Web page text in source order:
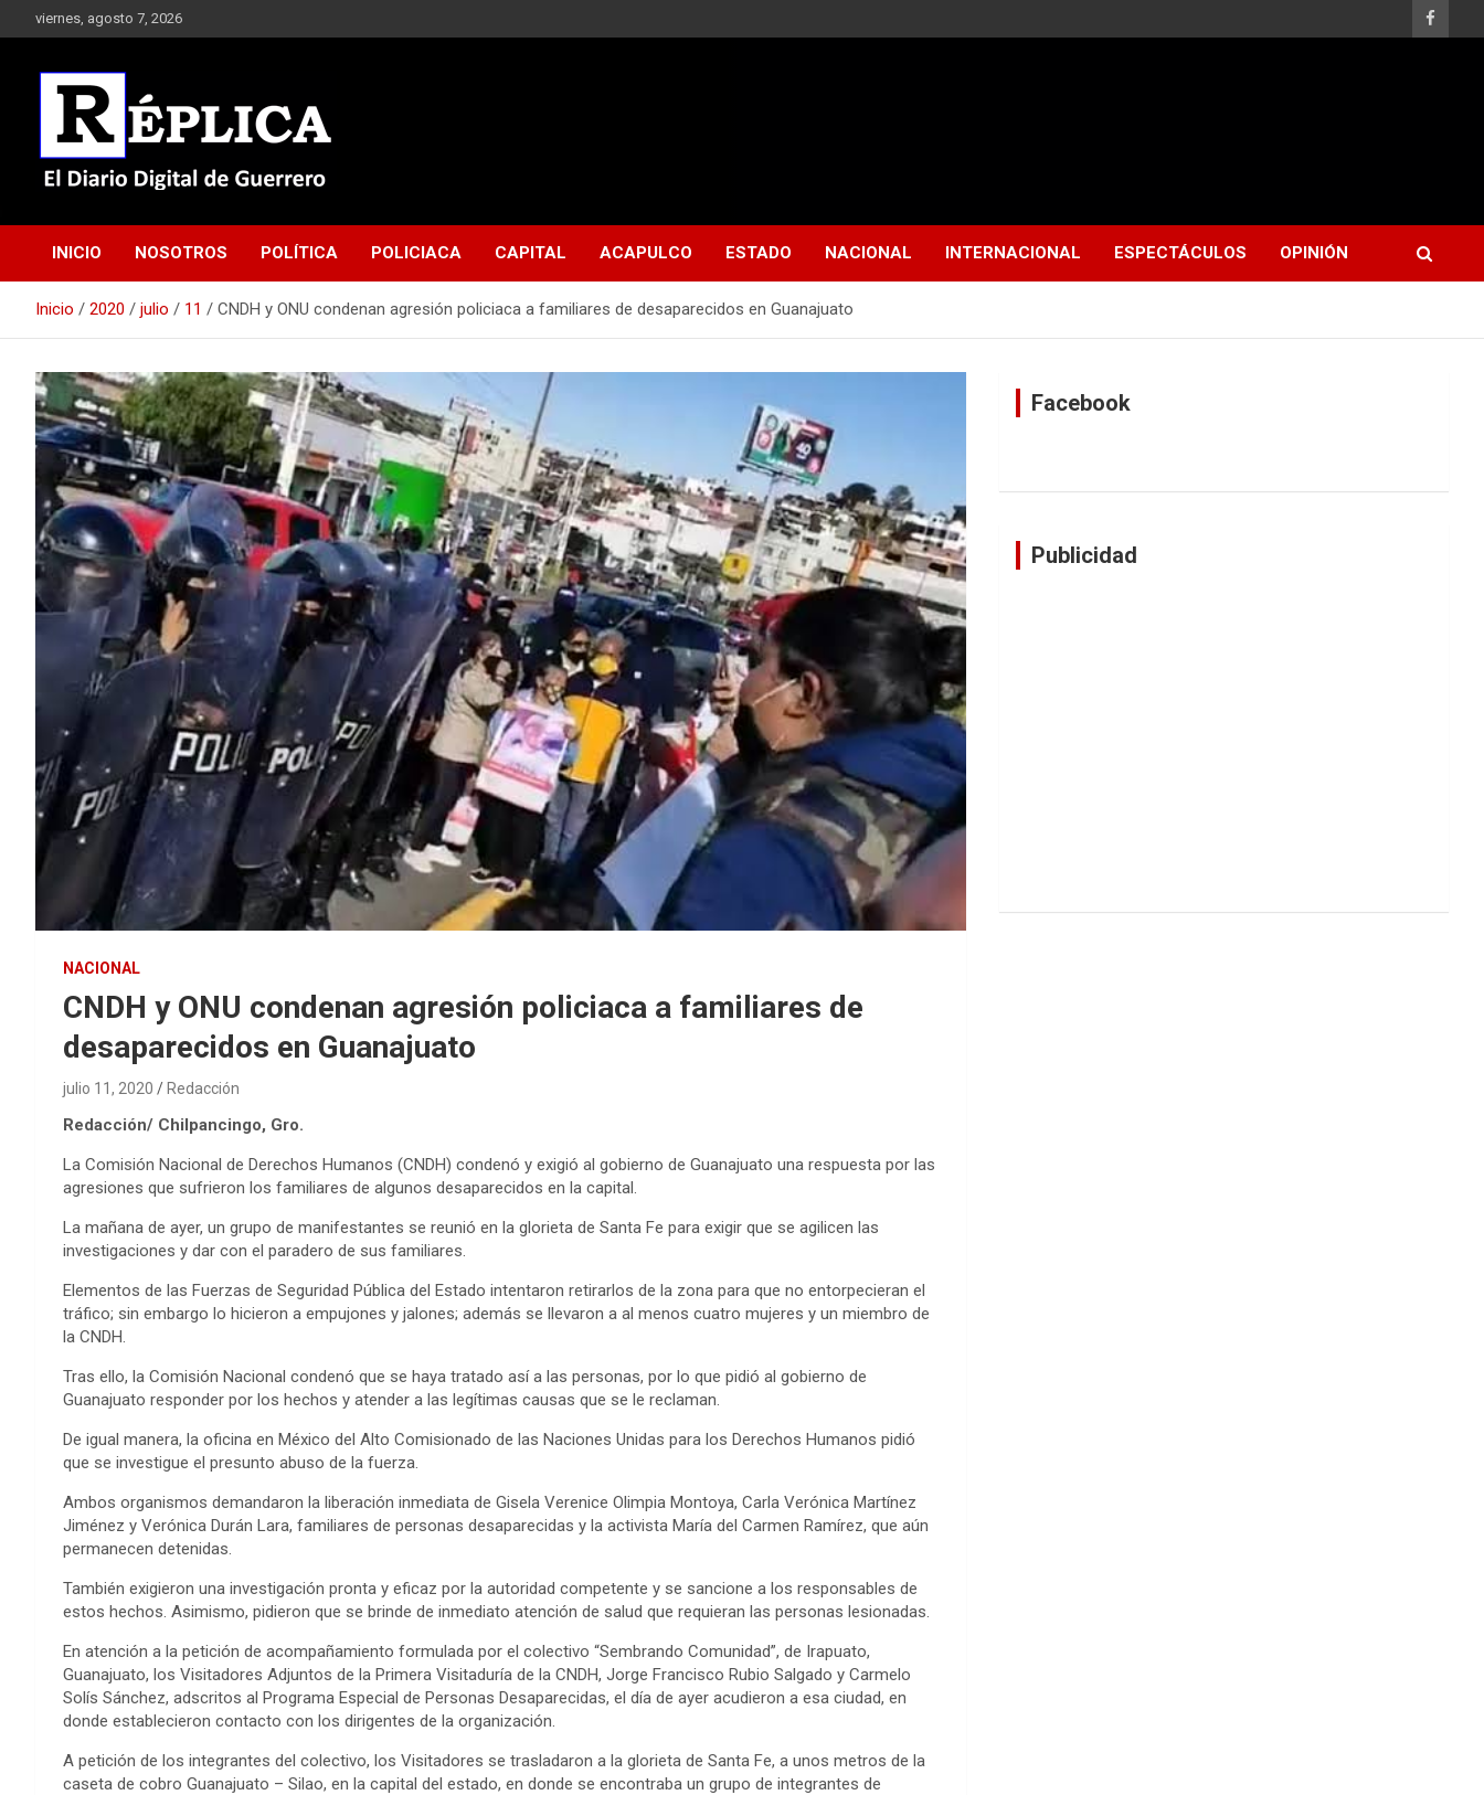
al
viernes, agosto 7, 2026
Réplica
INICIO NOSOTROS POLÍTICA POLICIACA CAPITAL ACAPULCO ESTADO NACIONAL INTERNACIONAL ESPECTÁCULOS OPINIÓN
Inicio 2020 julio 11 CNDH y ONU condenan agresión policiaca a familiares de desaparecidos en Guanajuato
NACIONAL
CNDH y ONU condenan agresión policiaca a familiares de
desaparecidos en Guanajuato
julio 11, 2020 Redacción
Redacción/ Chilpancingo, Gro.
La Comisión Nacional de Derechos Humanos (CNDH) condenó y exigió al gobierno de Guanajuato una respuesta por las
agresiones que sufrieron los familiares de algunos desaparecidos en la capital.
La mañana de ayer, un grupo de manifestantes se reunió en la glorieta de Santa Fe para exigir que se agilicen las
investigaciones y dar con el paradero de sus familiares.
Elementos de las Fuerzas de Seguridad Pública del Estado intentaron retirarlos de la zona para que no entorpecieran el
tráfico; sin embargo lo hicieron a empujones y jalones; además se llevaron a al menos cuatro mujeres y un miembro de
la CNDH.
Tras ello, la Comisión Nacional condenó que se haya tratado así a las personas, por lo que pidió al gobierno de
Guanajuato responder por los hechos y atender a las legítimas causas que se le reclaman.
De igual manera, la oficina en México del Alto Comisionado de las Naciones Unidas para los Derechos Humanos pidió
que se investigue el presunto abuso de la fuerza.
Ambos organismos demandaron la liberación inmediata de Gisela Verenice Olimpia Montoya, Carla Verónica Martínez
Jiménez y Verónica Durán Lara, familiares de personas desaparecidas y la activista María del Carmen Ramírez, que aún
permanecen detenidas.
También exigieron una investigación pronta y eficaz por la autoridad competente y se sancione a los responsables de
estos hechos. Asimismo, pidieron que se brinde de inmediato atención de salud que requieran las personas lesionadas.
En atención a la petición de acompañamiento formulada por el colectivo “Sembrando Comunidad”, de Irapuato,
Guanajuato, los Visitadores Adjuntos de la Primera Visitaduría de la CNDH, Jorge Francisco Rubio Salgado y Carmelo
Solís Sánchez, adscritos al Programa Especial de Personas Desaparecidas, el día de ayer acudieron a esa ciudad, en
donde establecieron contacto con los dirigentes de la organización.
A petición de los integrantes del colectivo, los Visitadores se trasladaron a la glorieta de Santa Fe, a unos metros de la
caseta de cobro Guanajuato – Silao, en la capital del estado, en donde se encontraba un grupo de integrantes de
Facebook
Publicidad